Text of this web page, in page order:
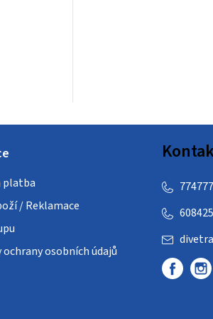
platba
/ Reklamace
osobních údajů